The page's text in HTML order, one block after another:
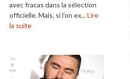
avec fracas dans la sélection
officielle. Mais, si l’on ex...Lire
la suite